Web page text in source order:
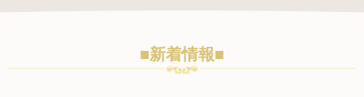
■新着情報■